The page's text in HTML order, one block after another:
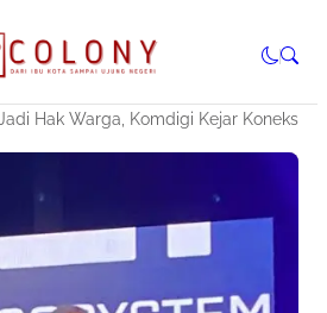
Hak Warga, Komdigi Kejar Koneksi